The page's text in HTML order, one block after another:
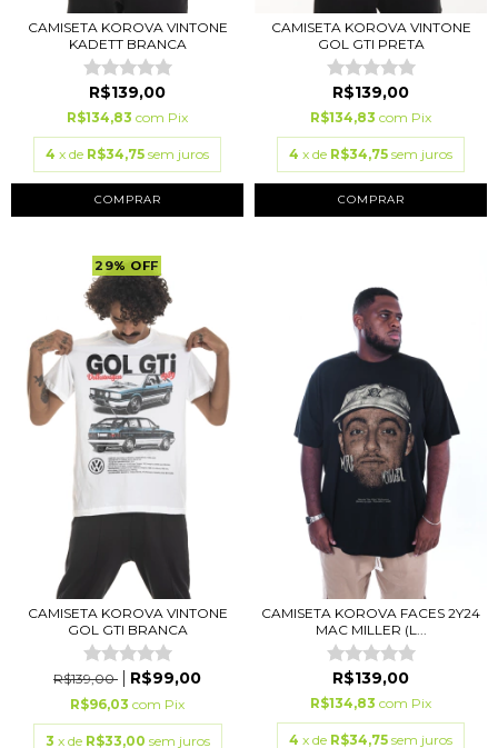
CAMISETA KOROVA VINTONE
KADETT BRANCA
R$139,00
R$134,83 com Pix
4 x de R$34,75 sem juros
COMPRAR
CAMISETA KOROVA VINTONE
GOL GTI PRETA
R$139,00
R$134,83 com Pix
4 x de R$34,75 sem juros
COMPRAR
29% OFF
CAMISETA KOROVA VINTONE
GOL GTI BRANCA
R$139,00 R$99,00
R$96,03 com Pix
3 x de R$33,00 sem juros
CAMISETA KOROVA FACES 2Y24
MAC MILLER (L...
R$139,00
R$134,83 com Pix
4 x de R$34,75 sem juros